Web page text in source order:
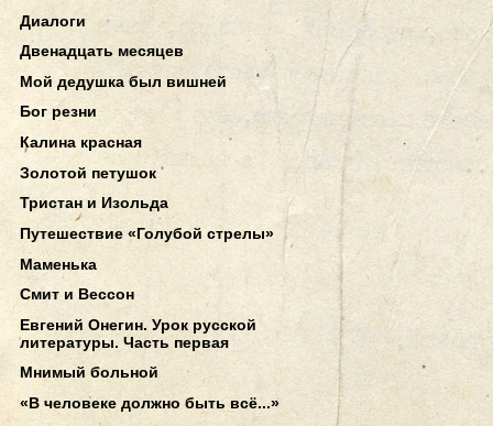
Диалоги
Двенадцать месяцев
Мой дедушка был вишней
Бог резни
Калина красная
Золотой петушок
Тристан и Изольда
Путешествие «Голубой стрелы»
Маменька
Смит и Вессон
Евгений Онегин. Урок русской
литературы. Часть первая
Мнимый больной
«В человеке должно быть всё...»